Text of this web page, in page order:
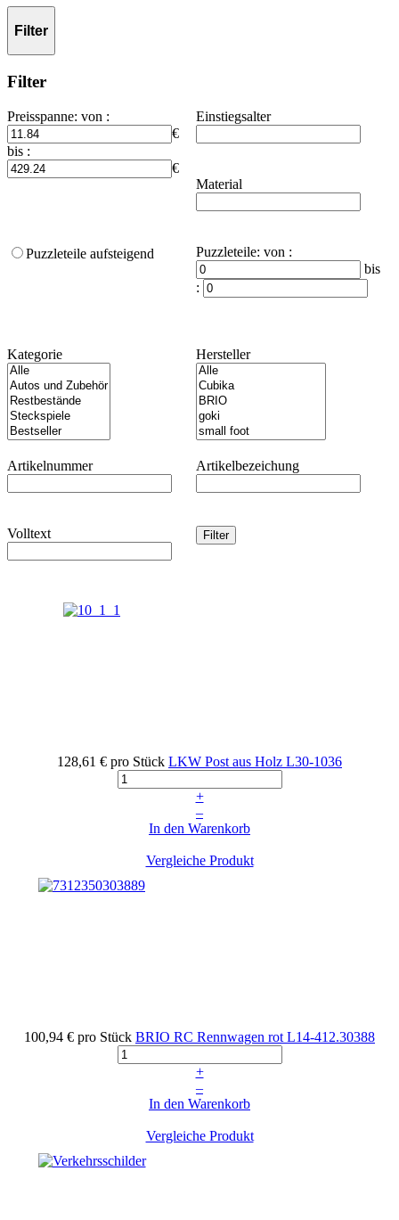
Filter
Filter
Preisspanne: von :
€
bis :
€
Einstiegsalter
Material
Puzzleteile aufsteigend Puzzleteile: von :
bis
:
Kategorie Hersteller
Artikelnummer Artikelbezeichung
Volltext
128,61 € pro Stück LKW Post aus Holz L30-1036
+
–
In den Warenkorb
Vergleiche Produkt
100,94 € pro Stück BRIO RC Rennwagen rot L14-412.30388
+
–
In den Warenkorb
Vergleiche Produkt